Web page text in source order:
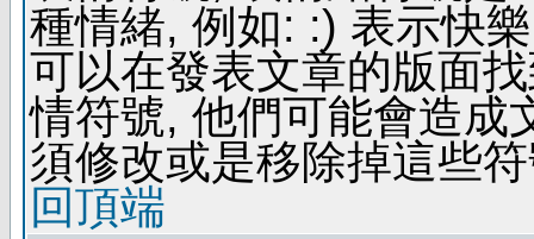
種情緒, 例如: :) 表示快
可以在發表文章的版面
情符號, 他們可能會造成
須修改或是移除掉這些
回頂端